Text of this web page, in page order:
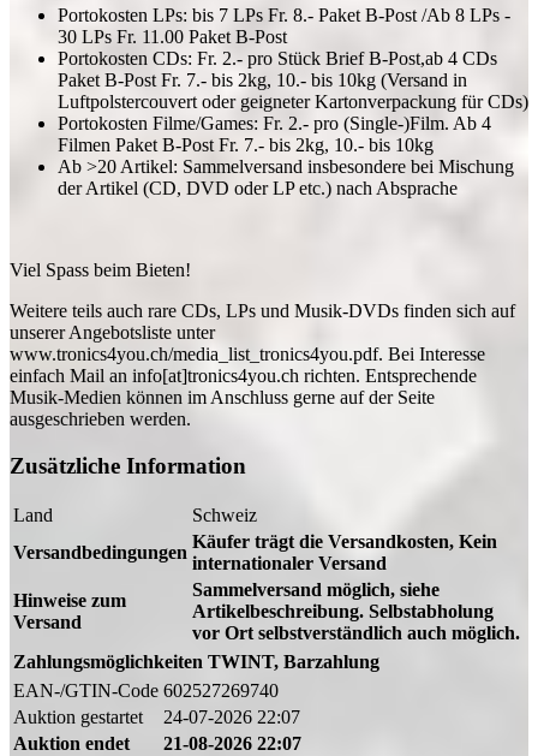
Portokosten LPs: bis 7 LPs Fr. 8.- Paket B-Post /Ab 8 LPs -
30 LPs Fr. 11.00 Paket B-Post
Portokosten CDs: Fr. 2.- pro Stück Brief B-Post,ab 4 CDs
Paket B-Post Fr. 7.- bis 2kg, 10.- bis 10kg (Versand in
Luftpolstercouvert oder geigneter Kartonverpackung für CDs)
Portokosten Filme/Games: Fr. 2.- pro (Single-)Film. Ab 4
Filmen Paket B-Post Fr. 7.- bis 2kg, 10.- bis 10kg
Ab >20 Artikel: Sammelversand insbesondere bei Mischung
der Artikel (CD, DVD oder LP etc.) nach Absprache
Viel Spass beim Bieten!
Weitere teils auch rare CDs, LPs und Musik-DVDs finden sich auf
unserer Angebotsliste unter
www.tronics4you.ch/media_list_tronics4you.pdf. Bei Interesse
einfach Mail an info[at]tronics4you.ch richten. Entsprechende
Musik-Medien können im Anschluss gerne auf der Seite
ausgeschrieben werden.
Zusätzliche Information
Land
Schweiz
Versandbedingungen
Käufer trägt die Versandkosten, Kein
internationaler Versand
Hinweise zum
Versand
Sammelversand möglich, siehe
Artikelbeschreibung. Selbstabholung
vor Ort selbstverständlich auch möglich.
Zahlungsmöglichkeiten TWINT, Barzahlung
EAN-/GTIN-Code 602527269740
Auktion gestartet
24-07-2026 22:07
Auktion endet
21-08-2026 22:07